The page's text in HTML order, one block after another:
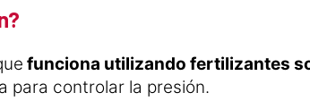
funciona utilizando fertilizantes
para controlar la presión.